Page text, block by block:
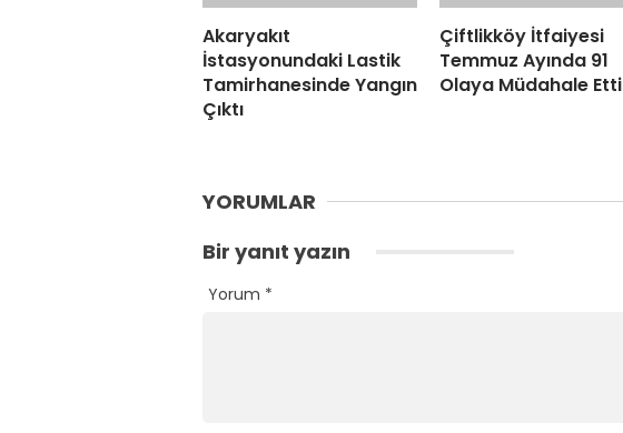
Akaryakıt
İstasyonundaki Lastik
Tamirhanesinde Yangın
Çıktı
Çiftlikköy İtfaiyesi
Temmuz Ayında 91
Olaya Müdahale Etti
YORUMLAR
Bir yanıt yazın
Yorum *